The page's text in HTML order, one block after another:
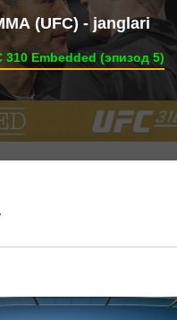
(UFC) - janglari
310 Embedded (эпизод 5)